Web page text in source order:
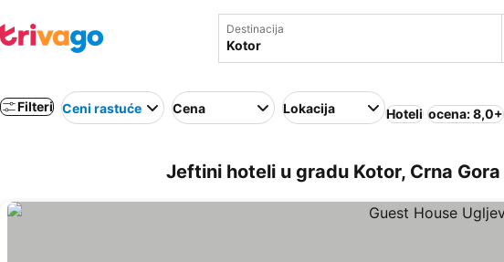
Destinacija
Filteri Ceni rastuće Cena Lokacija Hoteli ocena: 8,0+
Jeftini hoteli u gradu Kotor, Crna Gora